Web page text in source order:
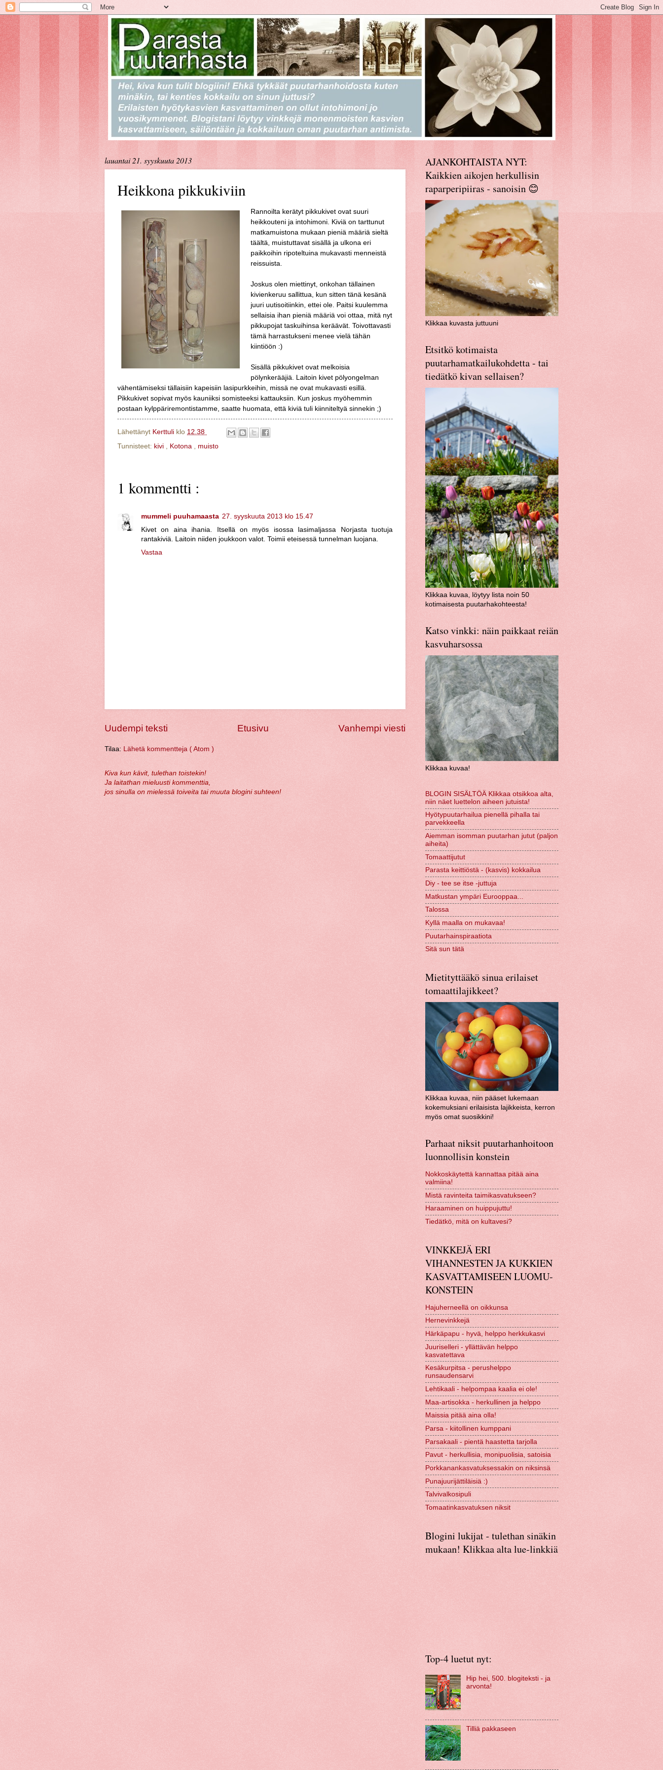
lauantai 21. syyskuuta 2013
Heikkona pikkukiviin
Rannoilta kerätyt pikkukivet ovat suuri
heikkouteni ja intohimoni. Kiviä on tarttunut
matkamuistona mukaan pieniä määriä sieltä
täältä, muistuttavat sisällä ja ulkona eri
paikkoihin ripoteltuina mukavasti menneistä
reissuista.
Joskus olen miettinyt, onkohan tällainen
kivienkeruu sallittua, kun sitten tänä kesänä
juuri uutisoitiinkin, ettei ole. Paitsi kuulemma
sellaisia ihan pieniä määriä voi ottaa, mitä nyt
pikkupojat taskuihinsa keräävät. Toivottavasti
tämä harrastukseni menee vielä tähän
kiintiöön :)
Sisällä pikkukivet ovat melkoisia
pölynkerääjiä. Laitoin kivet pölyongelman
vähentämiseksi tällaisiin kapeisiin lasipurkkeihin, missä ne ovat mukavasti esillä.
Pikkukivet sopivat myös kauniiksi somisteeksi kattauksiin. Kun joskus myöhemmin
postaan kylppäriremontistamme, saatte huomata, että kiviä tuli kiinniteltyä sinnekin ;)
Lähettänyt Kerttuli klo 12.38
Tunnisteet: kivi Kotona muisto
1 kommentti :
mummeli puuhamaasta 27. syyskuuta 2013 klo 15.47
Kivet on aina ihania. Itsellä on myös isossa lasimaljassa Norjasta tuotuja
rantakiviä. Laitoin niiden joukkoon valot. Toimii eteisessä tunnelman luojana.
Vastaa
Uudempi teksti Vanhempi viesti
Etusivu
Tilaa: Lähetä kommentteja ( Atom )
Kiva kun kävit, tulethan toistekin!
Ja laitathan mieluusti kommenttia,
jos sinulla on mielessä toiveita tai muuta blogini suhteen!
AJANKOHTAISTA NYT:
Kaikkien aikojen herkullisin
raparperipiiras - sanoisin 😊
Klikkaa kuvasta juttuuni
Etsitkö kotimaista
puutarhamatkailukohdetta - tai
tiedätkö kivan sellaisen?
Klikkaa kuvaa, löytyy lista noin 50
kotimaisesta puutarhakohteesta!
Katso vinkki: näin paikkaat reiän
kasvuharsossa
Klikkaa kuvaa!
BLOGIN SISÄLTÖÄ Klikkaa otsikkoa alta,
niin näet luettelon aiheen jutuista!
Hyötypuutarhailua pienellä pihalla tai
parvekkeella
Aiemman isomman puutarhan jutut (paljon
aiheita)
Tomaattijutut
Parasta keittiöstä - (kasvis) kokkailua
Diy - tee se itse -juttuja
Matkustan ympäri Eurooppaa...
Talossa
Kyllä maalla on mukavaa!
Puutarhainspiraatiota
Sitä sun tätä
Mietityttääkö sinua erilaiset
tomaattilajikkeet?
Klikkaa kuvaa, niin pääset lukemaan
kokemuksiani erilaisista lajikkeista, kerron
myös omat suosikkini!
Parhaat niksit puutarhanhoitoon
luonnollisin konstein
Nokkoskäytettä kannattaa pitää aina
valmiina!
Mistä ravinteita taimikasvatukseen?
Haraaminen on huippujuttu!
Tiedätkö, mitä on kultavesi?
VINKKEJÄ ERI
VIHANNESTEN JA KUKKIEN
KASVATTAMISEEN LUOMU-
KONSTEIN
Hajuherneellä on oikkunsa
Hernevinkkejä
Härkäpapu - hyvä, helppo herkkukasvi
Juuriselleri - yllättävän helppo
kasvatettava
Kesäkurpitsa - perushelppo
runsaudensarvi
Lehtikaali - helpompaa kaalia ei ole!
Maa-artisokka - herkullinen ja helppo
Maissia pitää aina olla!
Parsa - kiitollinen kumppani
Parsakaali - pientä haastetta tarjolla
Pavut - herkullisia, monipuolisia, satoisia
Porkkanankasvatuksessakin on niksinsä
Punajuurijättiläisiä :)
Talvivalkosipuli
Tomaatinkasvatuksen niksit
Blogini lukijat - tulethan sinäkin
mukaan! Klikkaa alta lue-linkkiä
Top-4 luetut nyt:
Hip hei, 500. blogiteksti - ja
arvonta!
Tilliä pakkaseen